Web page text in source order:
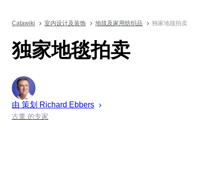
Catawiki 室内设计及装饰 地毯及家用纺织品 独家地毯拍卖
独家地毯拍卖
由 策划 Richard Ebbers
古董 的专家